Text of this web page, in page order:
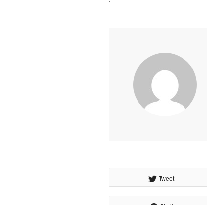
Tweet